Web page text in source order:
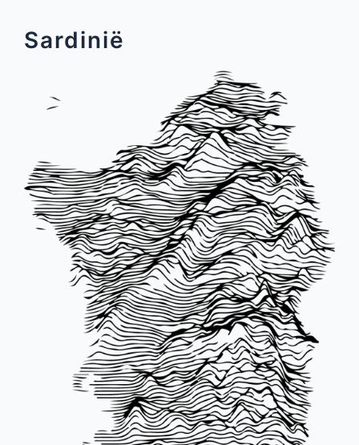
Sardinië